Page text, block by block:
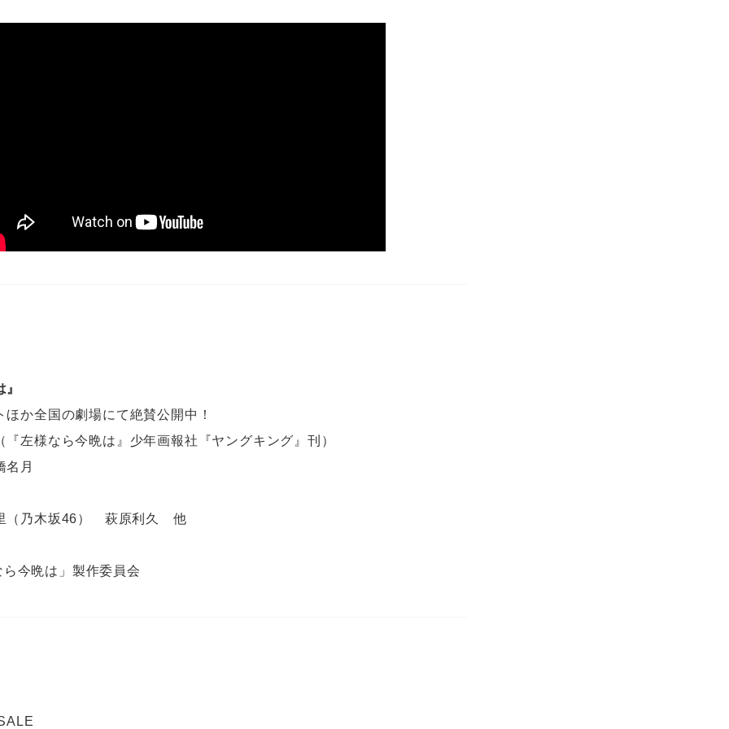
ほか全国の劇場にて絶賛公開中！
『左様なら今晩は』少年画報社『ヤングキング』刊）
名月
（乃木坂46） 萩原利久 他
今晩は」製作委員会